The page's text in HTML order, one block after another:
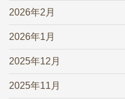
2026年2月
2026年1月
2025年12月
2025年11月